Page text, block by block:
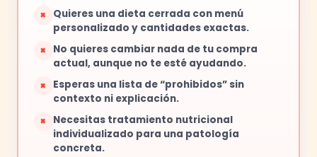
×
Quieres una dieta cerrada con menú
personalizado y cantidades exactas.
×
No quieres cambiar nada de tu compra
actual, aunque no te esté ayudando.
×
Esperas una lista de “prohibidos” sin
contexto ni explicación.
×
Necesitas tratamiento nutricional
individualizado para una patología
concreta.